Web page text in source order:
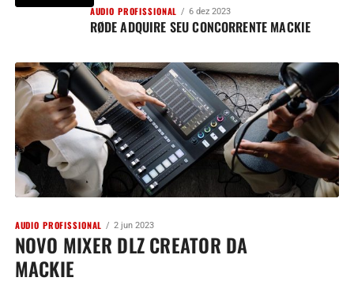
AUDIO PROFISSIONAL 6 dez 2023
RØDE ADQUIRE SEU CONCORRENTE MACKIE
AUDIO PROFISSIONAL 2 jun 2023
NOVO MIXER DLZ CREATOR DA
MACKIE